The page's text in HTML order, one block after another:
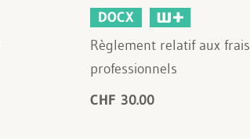
DOCX
Règlement relatif aux frais
professionnels
CHF 30.00